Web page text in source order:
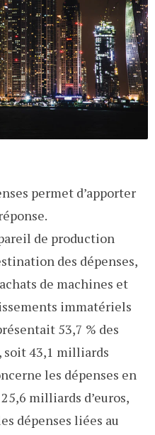
permet d’apporter
de production
des dépenses,
de machines et
immatériels
53,7 % des
soit 43,1 milliards
les dépenses en
milliards d’euros,
dépenses liées au